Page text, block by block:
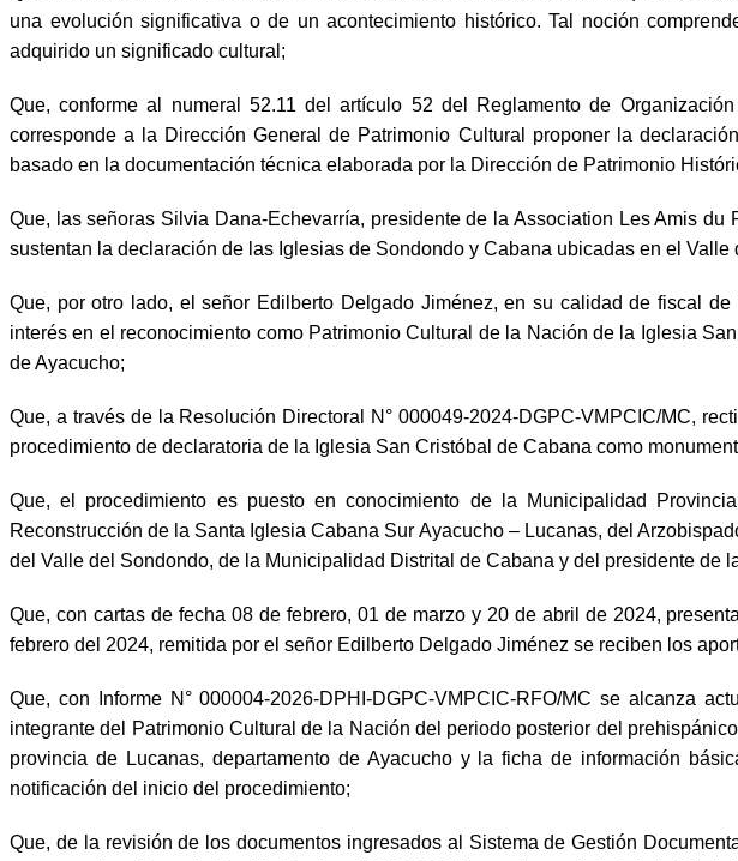
una evolución significativa o de un acontecimiento histórico. Tal noción
adquirido un significado cultural;
Que, conforme al numeral 52.11 del artículo 52 del Reglamento de
corresponde a la Dirección General de Patrimonio Cultural proponer la
basado en la documentación técnica elaborada por la Dirección de Patrimonio
Que, las señoras Silvia Dana-Echevarría, presidente de la Association Les Amis
sustentan la declaración de las Iglesias de Sondondo y Cabana ubicadas en el
Que, por otro lado, el señor Edilberto Delgado Jiménez, en su calidad de fiscal
interés en el reconocimiento como Patrimonio Cultural de la Nación de la Iglesia
de Ayacucho;
Que, a través de la Resolución Directoral N° 000049-2024-DGPC-VMPCIC/MC,
procedimiento de declaratoria de la Iglesia San Cristóbal de Cabana como
Que, el procedimiento es puesto en conocimiento de la Municipalidad
Reconstrucción de la Santa Iglesia Cabana Sur Ayacucho – Lucanas, del
del Valle del Sondondo, de la Municipalidad Distrital de Cabana y del presidente de
Que, con cartas de fecha 08 de febrero, 01 de marzo y 20 de abril de 2024,
febrero del 2024, remitida por el señor Edilberto Delgado Jiménez se reciben los
Que, con Informe N° 000004-2026-DPHI-DGPC-VMPCIC-RFO/MC se alcanza
integrante del Patrimonio Cultural de la Nación del periodo posterior del
provincia de Lucanas, departamento de Ayacucho y la ficha de información
notificación del inicio del procedimiento;
Que, de la revisión de los documentos ingresados al Sistema de Gestión